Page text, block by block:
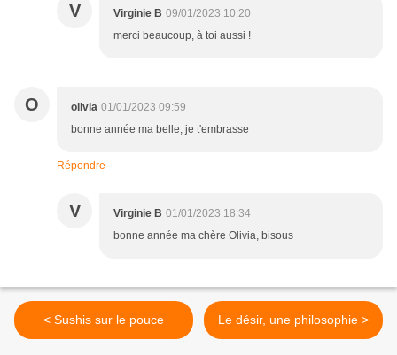
V Virginie B 09/01/2023 10:20
merci beaucoup, à toi aussi !
O olivia 01/01/2023 09:59
bonne année ma belle, je t'embrasse
Répondre
V Virginie B 01/01/2023 18:34
bonne année ma chère Olivia, bisous
< Sushis sur le pouce Le désir, une philosophie >